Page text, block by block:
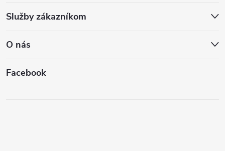
Služby zákazníkom
O nás
Facebook